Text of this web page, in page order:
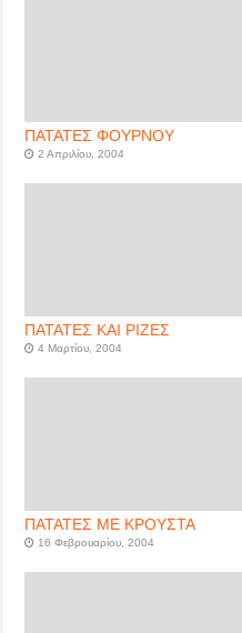
ΠΑΤΑΤΕΣ ΦΟΥΡΝΟΥ
2 Απριλίου, 2004
ΠΑΤΑΤΕΣ ΚΑΙ ΡΙΖΕΣ
4 Μαρτίου, 2004
ΠΑΤΑΤΕΣ ΜΕ ΚΡΟΥΣΤΑ
16 Φεβρουαρίου, 2004